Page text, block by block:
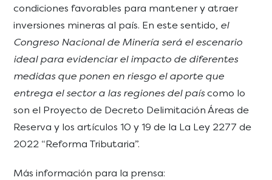
condiciones favorables para mantener y atraer
inversiones mineras al país. En este sentido, el
Congreso Nacional de Minería será el escenario
ideal para evidenciar el impacto de diferentes
medidas que ponen en riesgo el aporte que
entrega el sector a las regiones del paíscomo lo
son el Proyecto de Decreto Delimitación Áreas de
Reserva y los artículos 10 y 19 de la La Ley 2277 de
2022 “Reforma Tributaria”.
Más información para la prensa: